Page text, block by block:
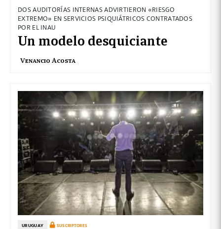
DOS AUDITORÍAS INTERNAS ADVIRTIERON «RIESGO
EXTREMO» EN SERVICIOS PSIQUIÁTRICOS CONTRATADOS
POR EL INAU
Un modelo desquiciante
Venancio Acosta
URUGUAY SUSCRIPTORES